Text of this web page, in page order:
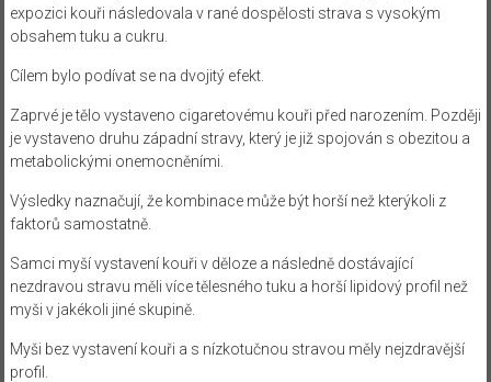
expozici kouři následovala v rané dospělosti strava s vysokým
obsahem tuku a cukru.
Cílem bylo podívat se na dvojitý efekt.
Zaprvé je tělo vystaveno cigaretovému kouři před narozením. Později
je vystaveno druhu západní stravy, který je již spojován s obezitou a
metabolickými onemocněními.
Výsledky naznačují, že kombinace může být horší než kterýkoli z
faktorů samostatně.
Samci myší vystavení kouři v děloze a následně dostávající
nezdravou stravu měli více tělesného tuku a horší lipidový profil než
myši v jakékoli jiné skupině.
Myši bez vystavení kouři a s nízkotučnou stravou měly nejzdravější
profil.